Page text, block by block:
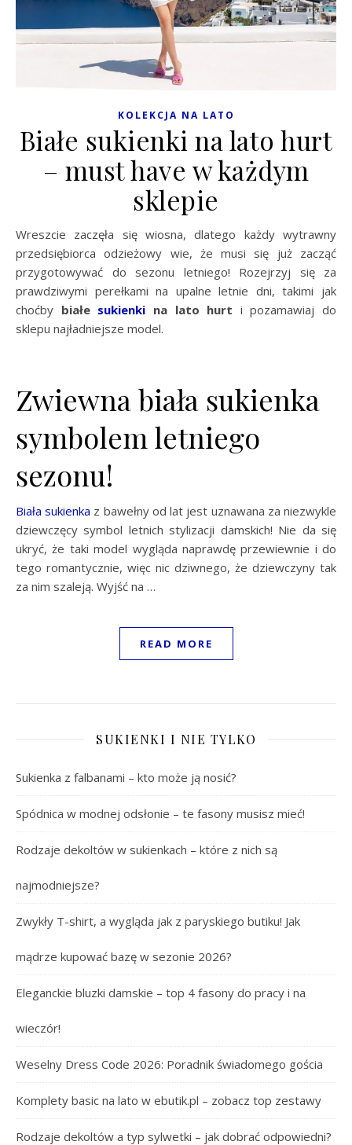
KOLEKCJA NA LATO
Białe sukienki na lato hurt
– must have w każdym
sklepie
Wreszcie zaczęła się wiosna, dlatego każdy wytrawny
przedsiębiorca odzieżowy wie, że musi się już zacząć
przygotowywać do sezonu letniego! Rozejrzyj się za
prawdziwymi perełkami na upalne letnie dni, takimi jak
choćby białe sukienki na lato hurt i pozamawiaj do
sklepu najładniejsze model.
Zwiewna biała sukienka
symbolem letniego
sezonu!
Biała sukienka z bawełny od lat jest uznawana za niezwykle
dziewczęcy symbol letnich stylizacji damskich! Nie da się
ukryć, że taki model wygląda naprawdę przewiewnie i do
tego romantycznie, więc nic dziwnego, że dziewczyny tak
za nim szaleją. Wyjść na …
READ MORE
SUKIENKI I NIE TYLKO
Sukienka z falbanami – kto może ją nosić?
Spódnica w modnej odsłonie – te fasony musisz mieć!
Rodzaje dekoltów w sukienkach – które z nich są
najmodniejsze?
Zwykły T-shirt, a wygląda jak z paryskiego butiku! Jak
mądrze kupować bazę w sezonie 2026?
Eleganckie bluzki damskie – top 4 fasony do pracy i na
wieczór!
Weselny Dress Code 2026: Poradnik świadomego gościa
Komplety basic na lato w ebutik.pl – zobacz top zestawy
Rodzaje dekoltów a typ sylwetki – jak dobrać odpowiedni?